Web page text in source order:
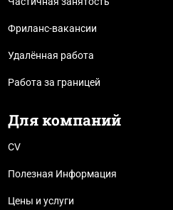
Фриланс-вакансии
Удалённая работа
Работа за границей
Для компаний
CV
Полезная Информация
Цены и услуги